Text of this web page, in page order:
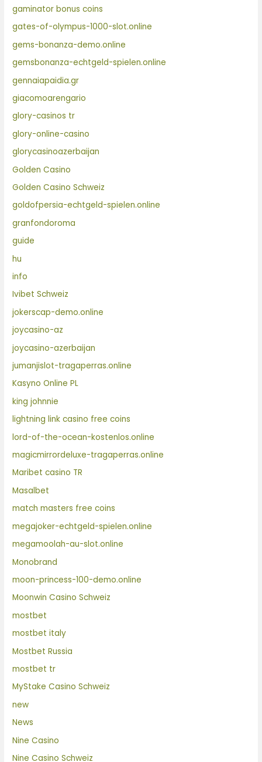
gaminator bonus coins
gates-of-olympus-1000-slot.online
gems-bonanza-demo.online
gemsbonanza-echtgeld-spielen.online
gennaiapaidia.gr
giacomoarengario
glory-casinos tr
glory-online-casino
glorycasinoazerbaijan
Golden Casino
Golden Casino Schweiz
goldofpersia-echtgeld-spielen.online
granfondoroma
guide
hu
info
Ivibet Schweiz
jokerscap-demo.online
joycasino-az
joycasino-azerbaijan
jumanjislot-tragaperras.online
Kasyno Online PL
king johnnie
lightning link casino free coins
lord-of-the-ocean-kostenlos.online
magicmirrordeluxe-tragaperras.online
Maribet casino TR
Masalbet
match masters free coins
megajoker-echtgeld-spielen.online
megamoolah-au-slot.online
Monobrand
moon-princess-100-demo.online
Moonwin Casino Schweiz
mostbet
mostbet italy
Mostbet Russia
mostbet tr
MyStake Casino Schweiz
new
News
Nine Casino
Nine Casino Schweiz